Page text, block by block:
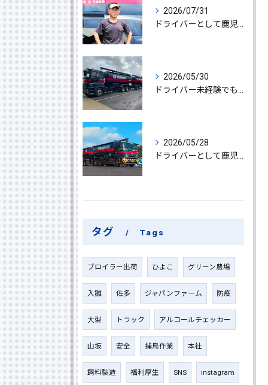
2026/07/31
2026/05/30
2026/05/28
タグ Tags
ブロイラー出荷 ひよこ グリーン農場
入雛 佐多 ジャパンファーム 防疫
大型 トラック アルコールチェッカー
山坂 安全 捕鳥作業 本社
飼料製造 福利厚生 SNS instagram